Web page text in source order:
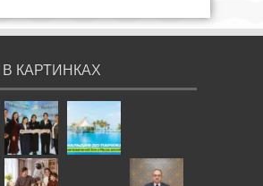
КАРТИНКАХ